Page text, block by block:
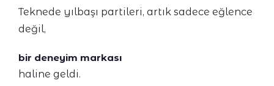
Teknede yılbaşı partileri, artık sadece eğlence
değil,
bir deneyim markası
haline geldi.